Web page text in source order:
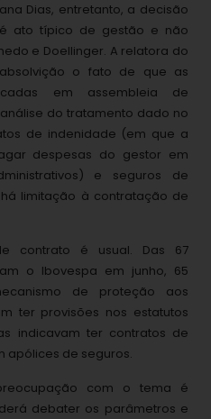
Dias, entretanto, a decisão
ato típico de gestão e não
e Doellinger. A relatora do
o fato de que as
em assembleia de
do tratamento dado no
de indenidade (em que a
despesas do gestor em
e seguros de
limitação à contratação de
contrato é usual. Das 67
o Ibovespa em junho, 65
de proteção aos
ter provisões nos estatutos
indicavam ter contratos de
apólices de seguros.
com o tema é
debater os parâmetros e